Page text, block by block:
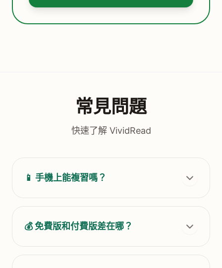
常見問題
快速了解 VividRead
📱 手機上能複習嗎？
💰 免費版和付費版差在哪？